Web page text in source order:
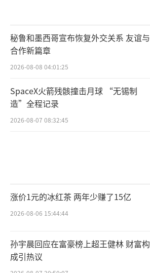
秘鲁和墨西哥宣布恢复外交关系 友谊与
合作新篇章
2026-08-08 04:01:25
SpaceX火箭残骸撞击月球 “无锡制
造”全程记录
2026-08-07 08:32:45
涨价1元的冰红茶 两年少赚了15亿
2026-08-06 15:44:44
孙宇晨回应在富豪榜上超王健林 财富构
成引热议